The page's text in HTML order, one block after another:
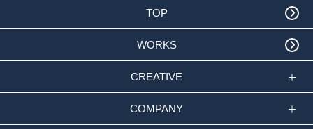
TOP
WORKS
CREATIVE
COMPANY